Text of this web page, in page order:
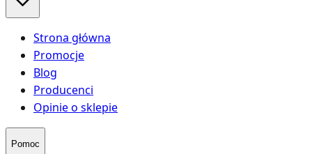
Strona główna
Promocje
Blog
Producenci
Opinie o sklepie
Pomoc